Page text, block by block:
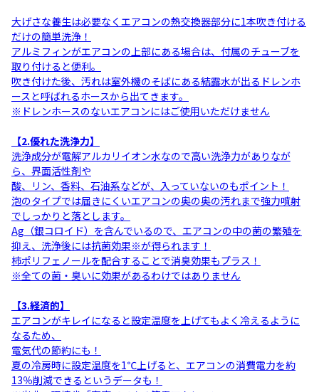
大げさな養生は必要なくエアコンの熱交換器部分に1本吹き付ける
だけの簡単洗浄！
アルミフィンがエアコンの上部にある場合は、付属のチューブを
取り付けると便利。
吹き付けた後、汚れは室外機のそばにある結露水が出るドレンホ
ースと呼ばれるホースから出てきます。
※ドレンホースのないエアコンにはご使用いただけません
【2.優れた洗浄力】
洗浄成分が電解アルカリイオン水なので高い洗浄力がありなが
ら、界面活性剤や
酸、リン、香料、石油系などが、入っていないのもポイント！
泡のタイプでは届きにくいエアコンの奥の奥の汚れまで強力噴射
でしっかりと落とします。
Ag（銀コロイド）を含んでいるので、エアコンの中の菌の繁殖を
抑え、洗浄後には抗菌効果※が得られます！
柿ポリフェノールを配合することで消臭効果もプラス！
※全ての菌・臭いに効果があるわけではありません
【3.経済的】
エアコンがキレイになると設定温度を上げてもよく冷えるように
なるため、
電気代の節約にも！
夏の冷房時に設定温度を1℃上げると、エアコンの消費電力を約
13％削減できるというデータも！